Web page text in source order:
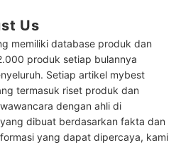
dan mempermudah kontrol, pilih cok
on/off per lubang
pastikan kapasitas daya terminal
Anda
kelistrikan lainnya di sini
Us
memiliki database produk dan
produk setiap bulannya
Setiap artikel mybest
termasuk riset produk dan
dengan ahli di
dibuat berdasarkan fakta dan
yang dapat dipercaya, kami